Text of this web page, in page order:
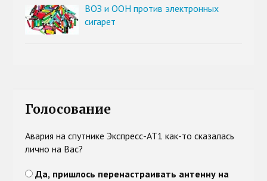
ВОЗ и ООН против электронных
сигарет
Голосование
Авария на спутнике Экспресс-АТ1 как-то сказалась
лично на Вас?
Да, пришлось перенастраивать антенну на